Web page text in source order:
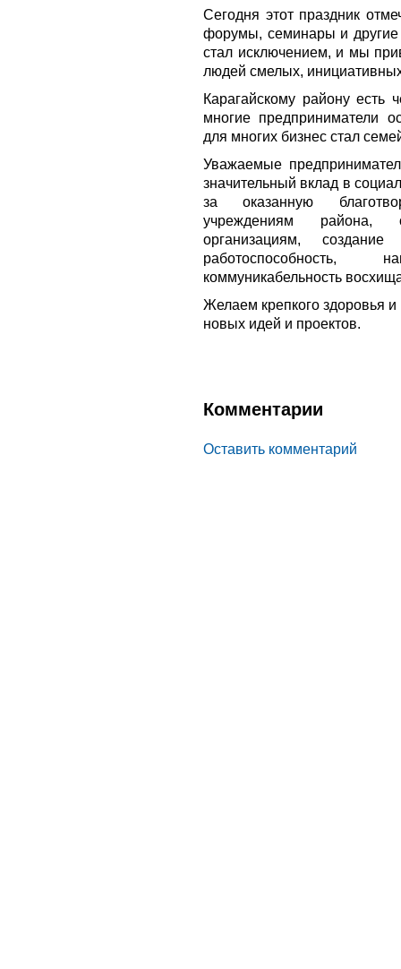
Сегодня этот праздник
форумы, семинары и другие
стал исключением, и мы
людей смелых,
Карагайскому району есть
многие предприниматели
для многих бизнес стал
Уважаемые
значительный вклад в
за оказанную
учреждениям района,
организациям,
работоспособность,
коммуникабельность
Желаем крепкого здоровья и
новых идей и проектов.
Комментарии
Оставить комментарий